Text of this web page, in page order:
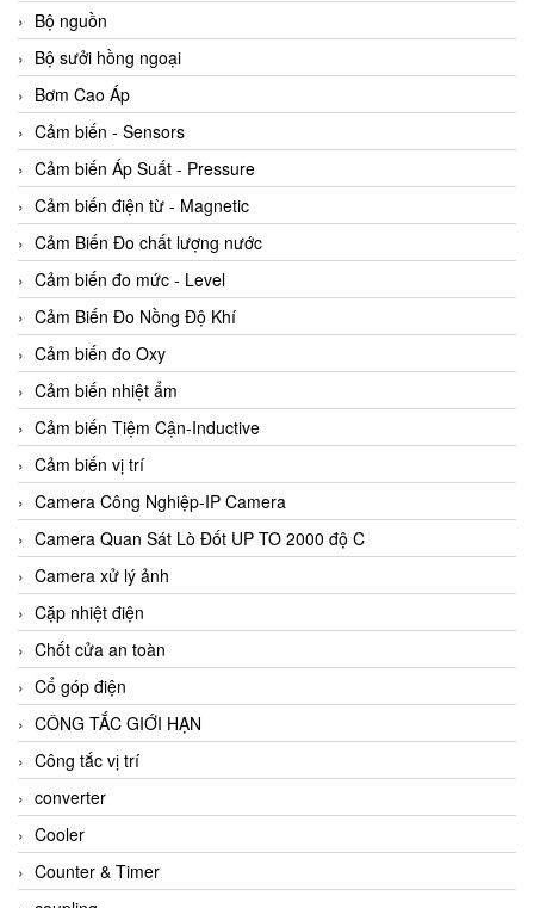
Bộ nguồn
Bộ sưởi hồng ngoại
Bơm Cao Áp
Cảm biến - Sensors
Cảm biến Áp Suất - Pressure
Cảm biến điện từ - Magnetic
Cảm Biến Đo chất lượng nước
Cảm biến đo mức - Level
Cảm Biến Đo Nồng Độ Khí
Cảm biến đo Oxy
Cảm biến nhiệt ẩm
Cảm biến Tiệm Cận-Inductive
Cảm biến vị trí
Camera Công Nghiệp-IP Camera
Camera Quan Sát Lò Đốt UP TO 2000 độ C
Camera xử lý ảnh
Cặp nhiệt điện
Chốt cửa an toàn
Cổ góp điện
CÔNG TẮC GIỚI HẠN
Công tắc vị trí
converter
Cooler
Counter & Timer